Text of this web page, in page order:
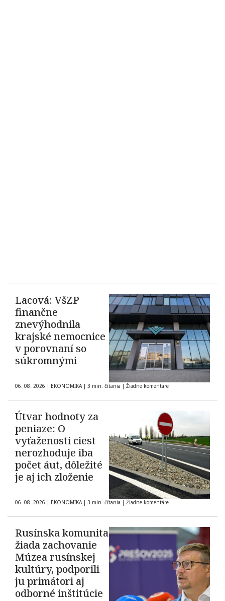
Lacová: VšZP
finančne
znevýhodnila
krajské nemocnice
v porovnaní so
súkromnými
06. 08. 2026 | EKONOMIKA | 3 min. čítania | Žiadne komentáre
Útvar hodnoty za
peniaze: O
vyťaženosti ciest
nerozhoduje iba
počet áut, dôležité
je aj ich zloženie
06. 08. 2026 | EKONOMIKA | 3 min. čítania | Žiadne komentáre
Rusínska komunita
žiada zachovanie
Múzea rusínskej
kultúry, podporili
ju primátori aj
odborné inštitúcie